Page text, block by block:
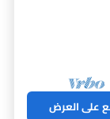
على العرض